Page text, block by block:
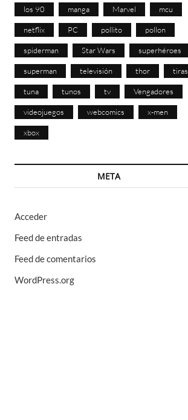
los 90 manga Marvel mcu
netflix PC pollito pollon
spiderman Star Wars superhéroes
superman televisión thor tiras
tuna tunos tv Vengadores
videojuegos webcomics x-men
xbox
META
Acceder
Feed de entradas
Feed de comentarios
WordPress.org